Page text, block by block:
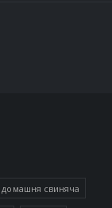
домашня свиняча